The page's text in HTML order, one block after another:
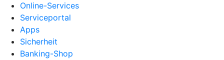
Online-Services
Serviceportal
Apps
Sicherheit
Banking-Shop